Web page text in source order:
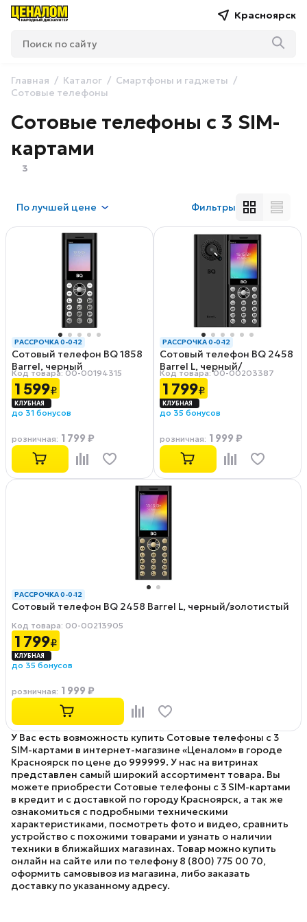
Красноярск
Главная Каталог
Смартфоны и гаджеты
Сотовые телефоны
Сотовые телефоны с 3 SIM-
картами
3
Получшей цене Фильтры
РАССРОЧКА 0-0-12
Сотовый телефон BQ 1858
Barrel, черный
Код товара: 00-00194315
1 599₽
до 31 бонусов
розничная: 1 799 ₽
РАССРОЧКА 0-0-12
Сотовый телефон BQ 2458
Barrel L, черный/
серебристый
Код товара: 00-00203387
1 799₽
до 35 бонусов
розничная: 1 999 ₽
РАССРОЧКА 0-0-12
Сотовый телефон BQ 2458 Barrel L, черный/золотистый
Код товара: 00-00213905
1 799₽
до 35 бонусов
розничная: 1 999 ₽
У Вас есть возможность купить Сотовые телефоны с 3
SIM-картами в интернет-магазине «Ценалом» в городе
Красноярск по цене до 999999. У нас на витринах
представлен самый широкий ассортимент товара. Вы
можете приобрести Сотовые телефоны с 3 SIM-картами
в кредит и с доставкой по городу Красноярск, а так же
ознакомиться с подробными техническими
характеристиками, посмотреть фото и видео, сравнить
устройство с похожими товарами и узнать о наличии
техники в ближайших магазинах. Товар можно купить
онлайн на сайте или по телефону 8 (800) 775 00 70,
оформить самовывоз из магазина, либо заказать
доставку по указанному адресу.